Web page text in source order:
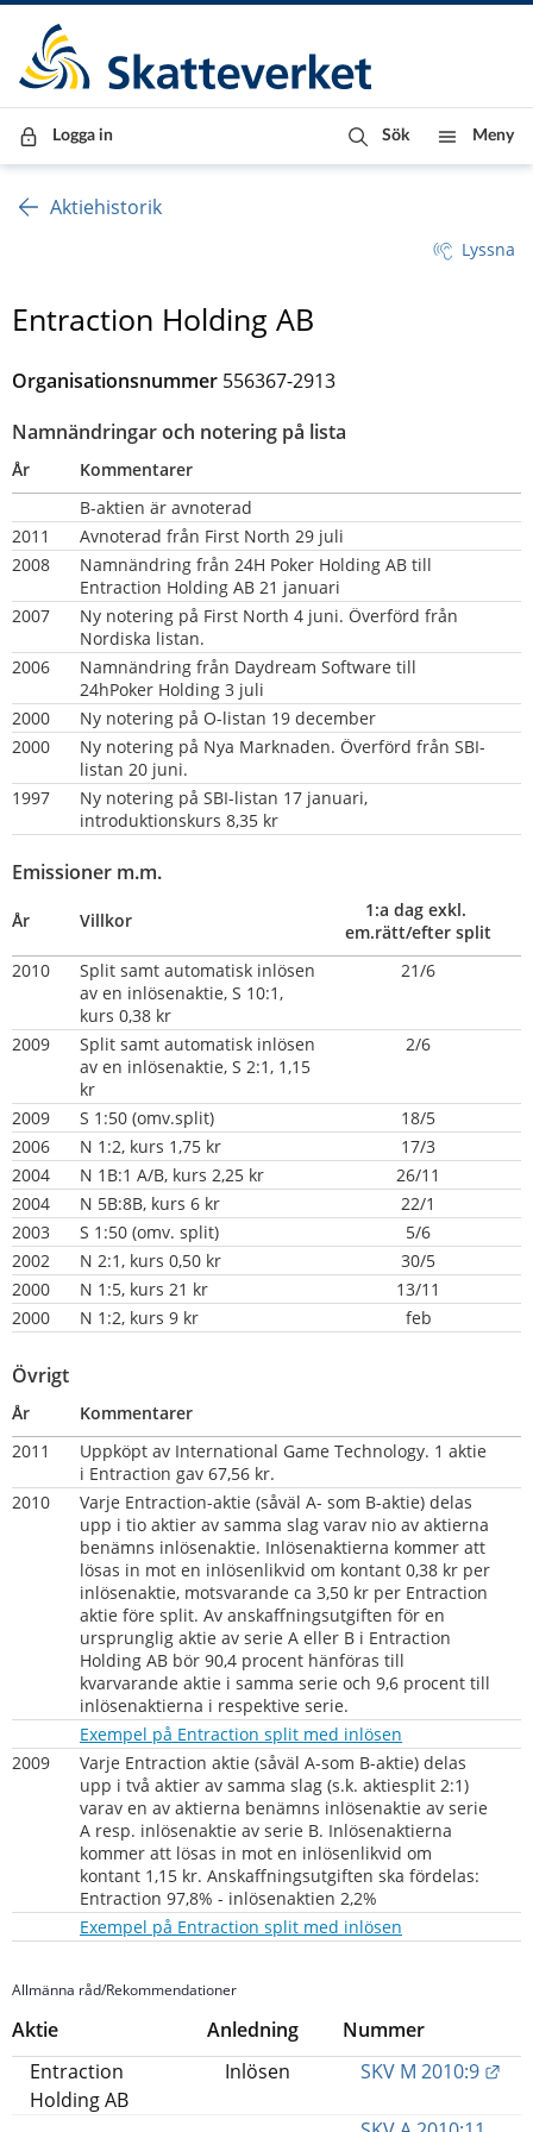
Till innehåll
Till navigationen
Till chattrobot
Logga in Sök Meny
Aktiehistorik
Lyssna
Entraction Holding AB
Organisationsnummer 556367-2913
Namnändringar och notering på lista
År
Kommentarer
B-aktien är avnoterad
2011
Avnoterad från First North 29 juli
2008
Namnändring från 24H Poker Holding AB till
Entraction Holding AB 21 januari
2007
Ny notering på First North 4 juni. Överförd från
Nordiska listan.
2006
Namnändring från Daydream Software till
24hPoker Holding 3 juli
2000
Ny notering på O-listan 19 december
2000
Ny notering på Nya Marknaden. Överförd från SBI-
listan 20 juni.
1997
Ny notering på SBI-listan 17 januari,
introduktionskurs 8,35 kr
Emissioner m.m.
År Villkor
1:a dag exkl.
em.rätt/efter split
2010
Split samt automatisk inlösen
av en inlösenaktie, S 10:1,
kurs 0,38 kr
21/6
2009
Split samt automatisk inlösen
av en inlösenaktie, S 2:1, 1,15
kr
2/6
2009 S 1:50 (omv.split)
18/5
2006
N 1:2, kurs 1,75 kr
17/3
2004
N 1B:1 A/B, kurs 2,25 kr
26/11
2004
N 5B:8B, kurs 6 kr
22/1
2003
S 1:50 (omv. split)
5/6
2002
N 2:1, kurs 0,50 kr
30/5
2000
N 1:5, kurs 21 kr
13/11
2000
N 1:2, kurs 9 kr feb
Övrigt
År
Kommentarer
2011
Uppköpt av International Game Technology. 1 aktie
i Entraction gav 67,56 kr.
2010
Varje Entraction-aktie (såväl A- som B-aktie) delas
upp i tio aktier av samma slag varav nio av aktierna
benämns inlösenaktie. Inlösenaktierna kommer att
lösas in mot en inlösenlikvid om kontant 0,38 kr per
inlösenaktie, motsvarande ca 3,50 kr per Entraction
aktie före split. Av anskaffningsutgiften för en
ursprunglig aktie av serie A eller B i Entraction
Holding AB bör 90,4 procent hänföras till
kvarvarande aktie i samma serie och 9,6 procent till
inlösenaktierna i respektive serie.
Exempel på Entraction split med inlösen
2009
Varje Entraction aktie (såväl A-som B-aktie) delas
upp i två aktier av samma slag (s.k. aktiesplit 2:1)
varav en av aktierna benämns inlösenaktie av serie
A resp. inlösenaktie av serie B. Inlösenaktierna
kommer att lösas in mot en inlösenlikvid om
kontant 1,15 kr. Anskaffningsutgiften ska fördelas:
Entraction 97,8% - inlösenaktien 2,2%
Exempel på Entraction split med inlösen
Allmänna råd/Rekommendationer
Aktie Anledning
Nummer
Entraction
Holding AB
Inlösen SKV M 2010:9